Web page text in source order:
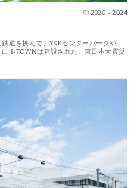
2020 - 2024
道を挟んで、YKKセンターパークや
I-TOWNは建設された。東日本大震災